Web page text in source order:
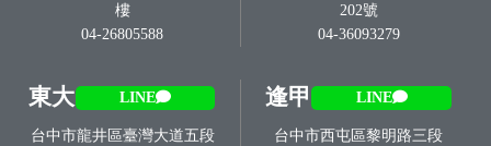
樓
04-26805588
202號
04-36093279
東大 LINE
台中市龍井區臺灣大道五段
逢甲 LINE
台中市西屯區黎明路三段